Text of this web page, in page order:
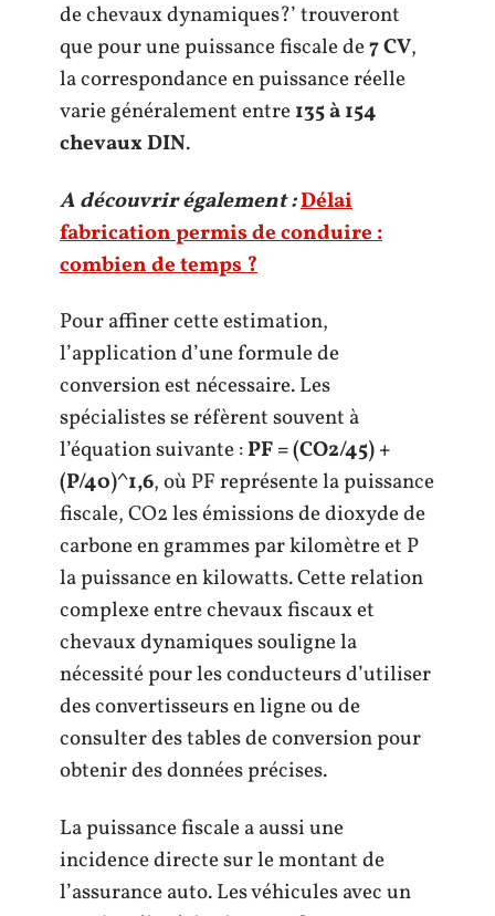
de chevaux dynamiques?’ trouveront
que pour une puissance fiscale de7 CV,
la correspondance en puissance réelle
varie généralement entre135 à 154
chevaux DIN.
A découvrir également :Délai
fabrication permis de conduire :
combien de temps ?
Pour affiner cette estimation,
l’application d’une formule de
conversion est nécessaire. Les
spécialistes se réfèrent souvent à
l’équation suivante :PF = (CO2/45) +
(P/40)^1,6, où PF représente la puissance
fiscale, CO2 les émissions de dioxyde de
carbone en grammes par kilomètre et P
la puissance en kilowatts. Cette relation
complexe entre chevaux fiscaux et
chevaux dynamiques souligne la
nécessité pour les conducteurs d’utiliser
des convertisseurs en ligne ou de
consulter des tables de conversion pour
obtenir des données précises.
La puissance fiscale a aussi une
incidence directe sur le montant de
l’assurance auto. Les véhicules avec un